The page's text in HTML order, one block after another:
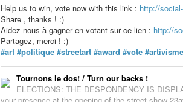
Help us to win, vote now with this link : http://
Share , thanks ! :)
Aidez-nous à gagner en votant sur ce lien : http://
Partagez, merci ! :)
#art #politique #streetart #award #vote #artivisme
Tournons le dos! / Turn our backs !
ELECTIONS: THE DESPONDENCY IS